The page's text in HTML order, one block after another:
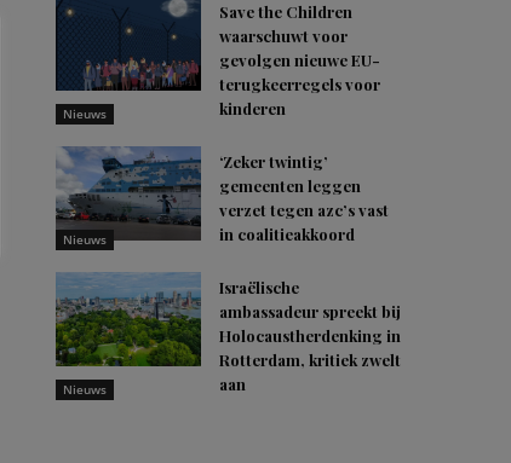
Nieuws
Save the Children
waarschuwt voor
gevolgen nieuwe EU-
terugkeerregels voor
kinderen
Nieuws
‘Zeker twintig’
gemeenten leggen
verzet tegen azc’s vast
in coalitieakkoord
Nieuws
Israëlische
ambassadeur spreekt bij
Holocaustherdenking in
Rotterdam, kritiek zwelt
aan